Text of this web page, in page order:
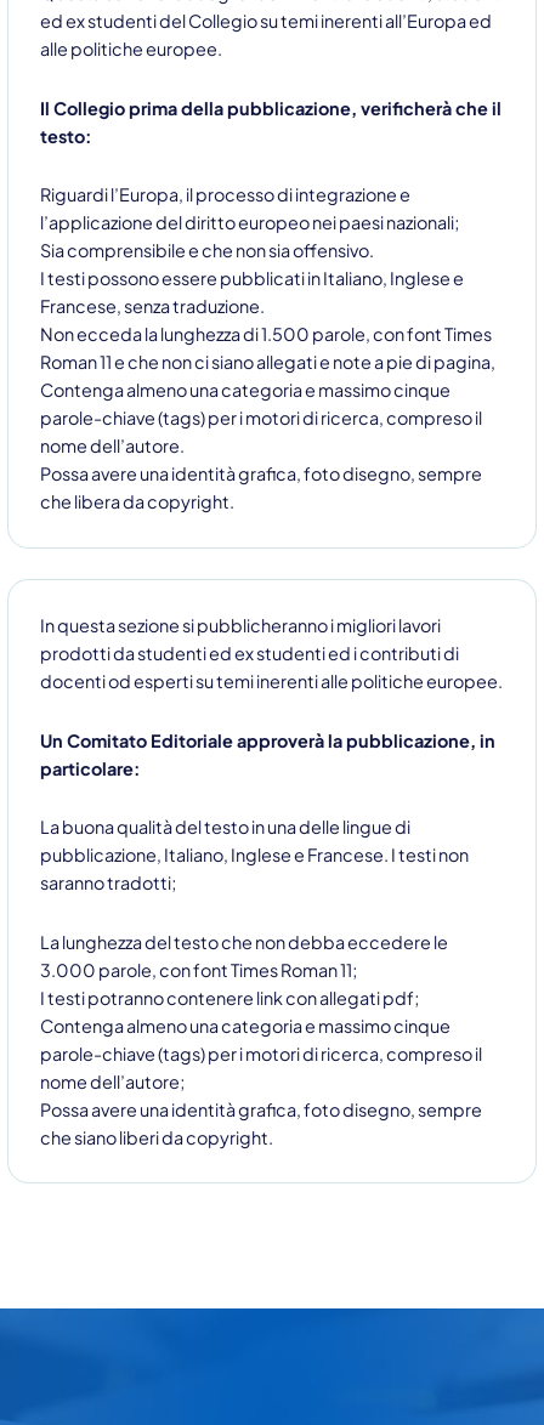
ed ex studenti del Collegio su temi inerenti all’Europa ed
alle politiche europee.
Il Collegio prima della pubblicazione, verificherà che il
testo:
Riguardi l’Europa, il processo di integrazione e
l’applicazione del diritto europeo nei paesi nazionali;
Sia comprensibile e che non sia offensivo.
I testi possono essere pubblicati in Italiano, Inglese e
Francese, senza traduzione.
Non ecceda la lunghezza di 1.500 parole, con font Times
Roman 11 e che non ci siano allegati e note a pie di pagina,
Contenga almeno una categoria e massimo cinque
parole-chiave (tags) per i motori di ricerca, compreso il
nome dell’autore.
Possa avere una identità grafica, foto disegno, sempre
che libera da copyright.
In questa sezione si pubblicheranno i migliori lavori
prodotti da studenti ed ex studenti ed i contributi di
docenti od esperti su temi inerenti alle politiche europee.
Un Comitato Editoriale approverà la pubblicazione, in
particolare:
La buona qualità del testo in una delle lingue di
pubblicazione, Italiano, Inglese e Francese. I testi non
saranno tradotti;
La lunghezza del testo che non debba eccedere le
3.000 parole, con font Times Roman 11;
I testi potranno contenere link con allegati pdf;
Contenga almeno una categoria e massimo cinque
parole-chiave (tags) per i motori di ricerca, compreso il
nome dell’autore;
Possa avere una identità grafica, foto disegno, sempre
che siano liberi da copyright.